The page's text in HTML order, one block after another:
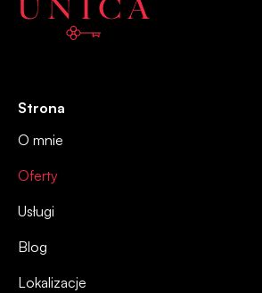
Strona
O mnie
Oferty
Usługi
Blog
Lokalizacje